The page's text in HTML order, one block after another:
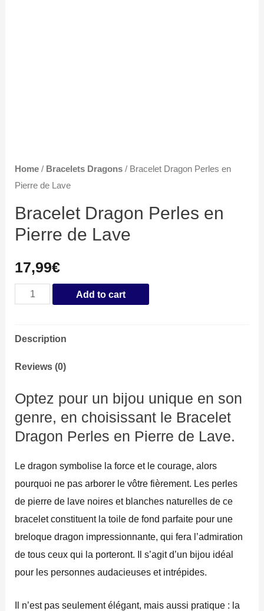
Home / Bracelets Dragons / Bracelet Dragon Perles en
Pierre de Lave
Bracelet Dragon Perles en
Pierre de Lave
17,99€
Bracelet
en
Pierre
Lave
quantity
Add to cart
Description
Reviews (0)
Optez pour un bijou unique en son
genre, en choisissant le Bracelet
Dragon Perles en Pierre de Lave.
Le dragon symbolise la force et le courage, alors
pourquoi ne pas arborer le vôtre fièrement. Les perles
de pierre de lave noires et blanches naturelles de ce
bracelet constituent la toile de fond parfaite pour une
breloque dragon impressionnante, qui fera l’admiration
de tous ceux qui la porteront. Il s’agit d’un bijou idéal
pour les personnes audacieuses et intrépides.
Il n’est pas seulement élégant, mais aussi pratique : la